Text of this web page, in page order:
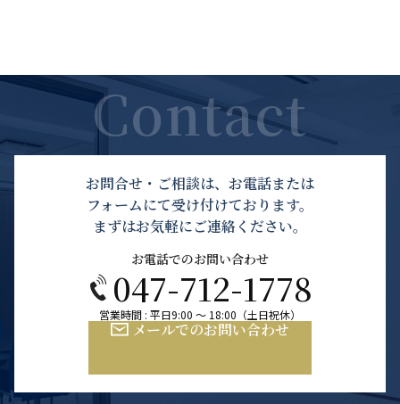
お問合せ・ご相談は、お電話または
フォームにて受け付けております。
まずはお気軽にご連絡ください。
お電話でのお問い合わせ
047-712-1778
営業時間 : 平日9:00 ～ 18:00（土日祝休）
メールでのお問い合わせ